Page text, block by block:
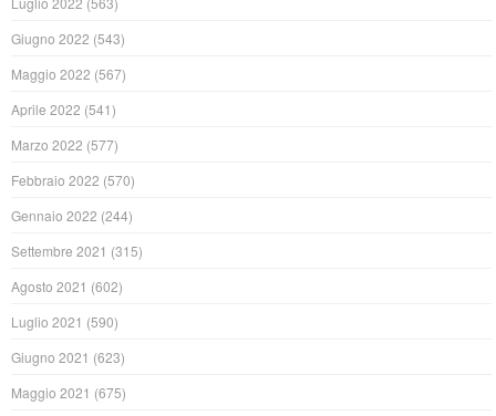
Giugno 2022 (543)
Maggio 2022 (567)
Aprile 2022 (541)
Marzo 2022 (577)
Febbraio 2022 (570)
Gennaio 2022 (244)
Settembre 2021 (315)
Agosto 2021 (602)
Luglio 2021 (590)
Giugno 2021 (623)
Maggio 2021 (675)